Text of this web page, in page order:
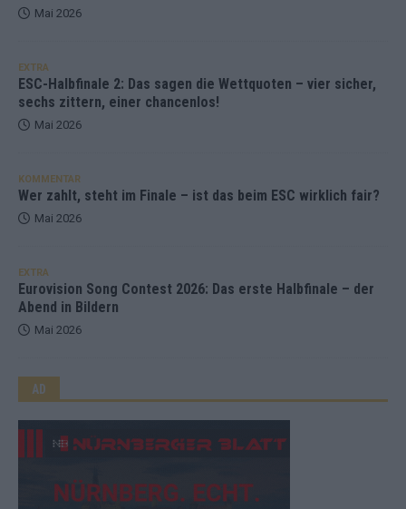
Mai 2026
EXTRA
ESC-Halbfinale 2: Das sagen die Wettquoten – vier sicher,
sechs zittern, einer chancenlos!
Mai 2026
KOMMENTAR
Wer zahlt, steht im Finale – ist das beim ESC wirklich fair?
Mai 2026
EXTRA
Eurovision Song Contest 2026: Das erste Halbfinale – der
Abend in Bildern
Mai 2026
AD